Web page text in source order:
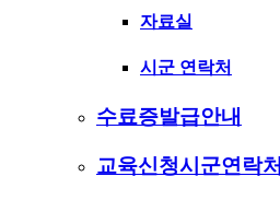
자료실
시군 연락처
수료증발급안내
교육신청시군연락처